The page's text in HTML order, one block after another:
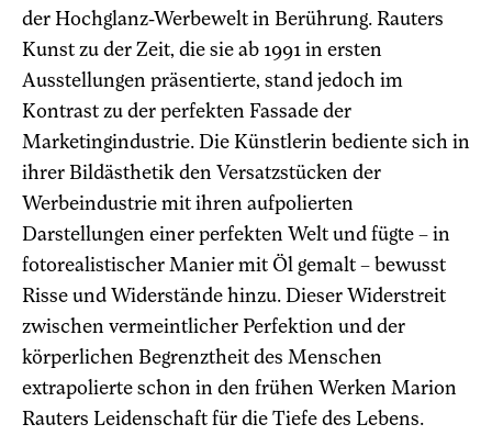
der Hochglanz-Werbewelt in Berührung. Rauters
Kunst zu der Zeit, die sie ab 1991 in ersten
Ausstellungen präsentierte, stand jedoch im
Kontrast zu der perfekten Fassade der
Marketingindustrie. Die Künstlerin bediente sich in
ihrer Bildästhetik den Versatzstücken der
Werbeindustrie mit ihren aufpolierten
Darstellungen einer perfekten Welt und fügte – in
fotorealistischer Manier mit Öl gemalt – bewusst
Risse und Widerstände hinzu. Dieser Widerstreit
zwischen vermeintlicher Perfektion und der
körperlichen Begrenztheit des Menschen
extrapolierte schon in den frühen Werken Marion
Rauters Leidenschaft für die Tiefe des Lebens.